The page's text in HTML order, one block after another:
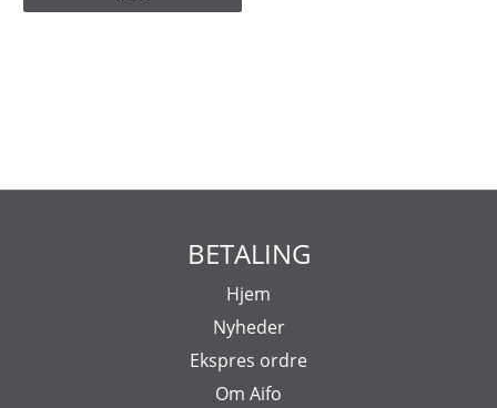
BETALING
Hjem
Nyheder
Ekspres ordre
Om Aifo